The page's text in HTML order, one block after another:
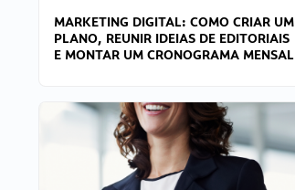
MARKETING DIGITAL: COMO CRIAR UM
PLANO, REUNIR IDEIAS DE EDITORIAIS
E MONTAR UM CRONOGRAMA MENSAL